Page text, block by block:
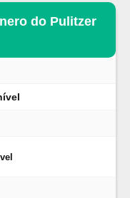
do Pulitzer